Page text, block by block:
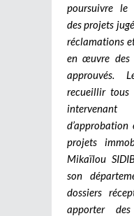
poursuivre le
des projets
réclamations
en œuvre des
approuvés.
recueillir tous
projets
Mikaïlou
son
dossiers
apporter